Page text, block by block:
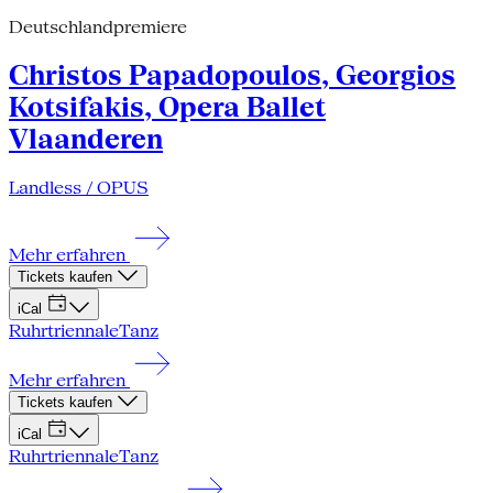
Deutschlandpremiere
Christos Papadopoulos, Georgios
Kotsifakis, Opera Ballet
Vlaanderen
Landless / OPUS
Mehr erfahren
Tickets kaufen
iCal
RuhrtriennaleTanz
Mehr erfahren
Tickets kaufen
iCal
RuhrtriennaleTanz